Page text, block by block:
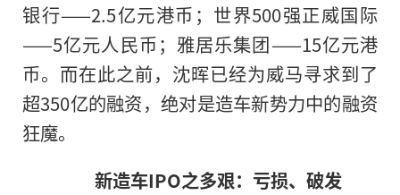
银行——2.5亿元港币 ；世界500强正威国际
——5亿元人民币；雅居乐集团——15亿元港
币。而在此之前，沈晖已经为威马寻求到了
超350亿的融资，绝对是造车新势力中的融资
狂魔。
新造车IPO之多艰： 亏损、破发